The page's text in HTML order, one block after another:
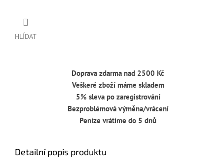
HLÍDAT
Doprava zdarma nad 2500 Kč
Veškeré zboží máme skladem
5% sleva po zaregistrování
Bezproblémová výměna/vrácení
Peníze vrátíme do 5 dnů
Detailní popis produktu